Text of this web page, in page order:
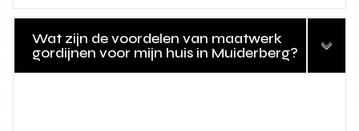
Wat zijn de voordelen van maatwerk
gordijnen voor mijn huis in Muiderberg?